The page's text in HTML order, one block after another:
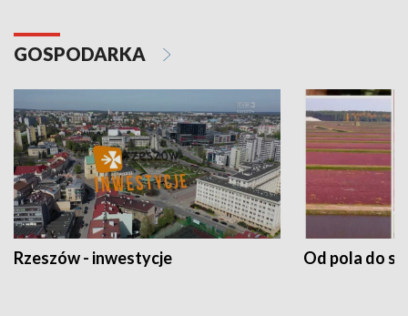
GOSPODARKA
Rzeszów - inwestycje Od pola do